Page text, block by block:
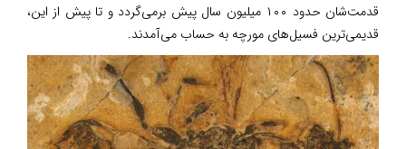
قدمت‌شان حدود ۱۰۰ میلیون سال پیش برمی‌گردد و تا پیش از این،
قدیمی‌ترین فسیل‌های مورچه به حساب می‌آمدند.